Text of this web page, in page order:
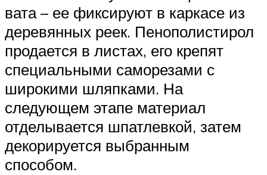
вата – ее фиксируют в каркасе из
деревянных реек. Пенополистирол
продается в листах, его крепят
специальными саморезами с
широкими шляпками. На
следующем этапе материал
отделывается шпатлевкой, затем
декорируется выбранным
способом.